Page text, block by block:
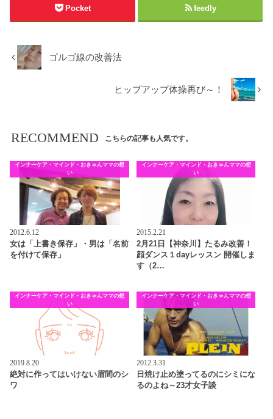
Pocket feedly
ゴルゴ線の改善法
ヒップアップ体操再び～！
RECOMMEND こちらの記事も人気です。
インナーケア・マインド・おきゃんママの想
い
2012.6.12
女は「上書き保存」・男は「名前
を付けて保存」
インナーケア・マインド・おきゃんママの想
い
2015.2.21
2月21日【神奈川】たるみ改善！
顔ダンス１dayレッスン 開催しま
す（2…
インナーケア・マインド・おきゃんママの想
い
2019.8.20
絶対に作ってはいけない眉間のシ
ワ
インナーケア・マインド・おきゃんママの想
い
2012.3.31
日焼け止め塗ってるのにシミにな
るのよね～23才女子談